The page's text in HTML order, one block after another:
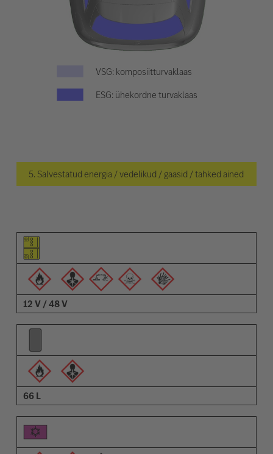
VSG: komposiitturvaklaas
ESG: ühekordne turvaklaas
5. Salvestatud energia / vedelikud / gaasid / tahked ained
Osa pilt
Hoiatuste pilt
Kirjeldus
12 V / 48 V
66 L